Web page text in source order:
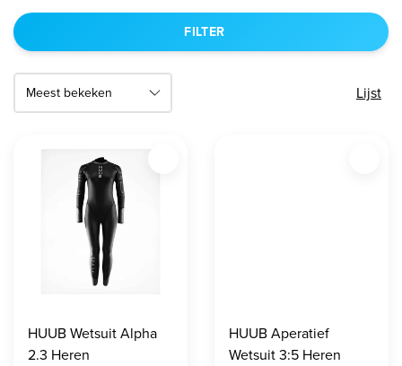
FILTER
Lijst
HUUB Wetsuit Alpha
2.3 Heren
HUUB Aperatief
Wetsuit 3:5 Heren